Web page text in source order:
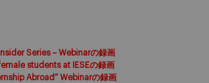
Series – Webinarの録画
students at IESEの録画
Abroad” Webinarの録画